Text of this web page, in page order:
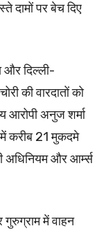
दामों पर बेच दिए
और दिल्ली-
की वारदातों को
आरोपी अनुज शर्मा
करीब 21 मुकदमे
अधिनियम और आर्म्स
गुरुग्राम में वाहन